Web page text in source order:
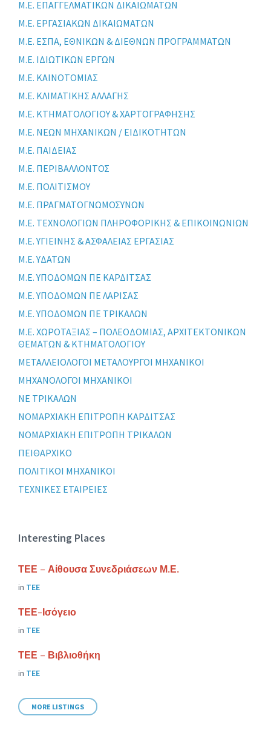
Μ.Ε. ΕΠΑΓΓΕΛΜΑΤΙΚΩΝ ΔΙΚΑΙΩΜΑΤΩΝ
Μ.Ε. ΕΡΓΑΣΙΑΚΩΝ ΔΙΚΑΙΩΜΑΤΩΝ
Μ.Ε. ΕΣΠΑ, ΕΘΝΙΚΩΝ & ΔΙΕΘΝΩΝ ΠΡΟΓΡΑΜΜΑΤΩΝ
Μ.Ε. ΙΔΙΩΤΙΚΩΝ ΕΡΓΩΝ
Μ.Ε. ΚΑΙΝΟΤΟΜΙΑΣ
Μ.Ε. ΚΛΙΜΑΤΙΚΗΣ ΑΛΛΑΓΗΣ
Μ.Ε. ΚΤΗΜΑΤΟΛΟΓΙΟΥ & ΧΑΡΤΟΓΡΑΦΗΣΗΣ
Μ.Ε. ΝΕΩΝ ΜΗΧΑΝΙΚΩΝ / ΕΙΔΙΚΟΤΗΤΩΝ
Μ.Ε. ΠΑΙΔΕΙΑΣ
Μ.Ε. ΠΕΡΙΒΑΛΛΟΝΤΟΣ
Μ.Ε. ΠΟΛΙΤΙΣΜΟΥ
Μ.Ε. ΠΡΑΓΜΑΤΟΓΝΩΜΟΣΥΝΩΝ
Μ.Ε. ΤΕΧΝΟΛΟΓΙΩΝ ΠΛΗΡΟΦΟΡΙΚΗΣ & ΕΠΙΚΟΙΝΩΝΙΩΝ
Μ.Ε. ΥΓΙΕΙΝΗΣ & ΑΣΦΑΛΕΙΑΣ ΕΡΓΑΣΙΑΣ
Μ.Ε. ΥΔΑΤΩΝ
Μ.Ε. ΥΠΟΔΟΜΩΝ ΠΕ ΚΑΡΔΙΤΣΑΣ
Μ.Ε. ΥΠΟΔΟΜΩΝ ΠΕ ΛΑΡΙΣΑΣ
Μ.Ε. ΥΠΟΔΟΜΩΝ ΠΕ ΤΡΙΚΑΛΩΝ
Μ.Ε. ΧΩΡΟΤΑΞΙΑΣ – ΠΟΛΕΟΔΟΜΙΑΣ, ΑΡΧΙΤΕΚΤΟΝΙΚΩΝ
ΘΕΜΑΤΩΝ & ΚΤΗΜΑΤΟΛΟΓΙΟΥ
ΜΕΤΑΛΛΕΙΟΛΟΓΟΙ ΜΕΤΑΛΟΥΡΓΟΙ ΜΗΧΑΝΙΚΟΙ
ΜΗΧΑΝΟΛΟΓΟΙ ΜΗΧΑΝΙΚΟΙ
ΝΕ ΤΡΙΚΑΛΩΝ
ΝΟΜΑΡΧΙΑΚΗ ΕΠΙΤΡΟΠΗ ΚΑΡΔΙΤΣΑΣ
ΝΟΜΑΡΧΙΑΚΗ ΕΠΙΤΡΟΠΗ ΤΡΙΚΑΛΩΝ
ΠΕΙΘΑΡΧΙΚΟ
ΠΟΛΙΤΙΚΟΙ ΜΗΧΑΝΙΚΟΙ
ΤΕΧΝΙΚΕΣ ΕΤΑΙΡΕΙΕΣ
Interesting Places
ΤΕΕ – Αίθουσα Συνεδριάσεων Μ.Ε.
in ΤΕΕ
ΤΕΕ-Ισόγειο
in ΤΕΕ
ΤΕΕ – Βιβλιοθήκη
in ΤΕΕ
MORE LISTINGS